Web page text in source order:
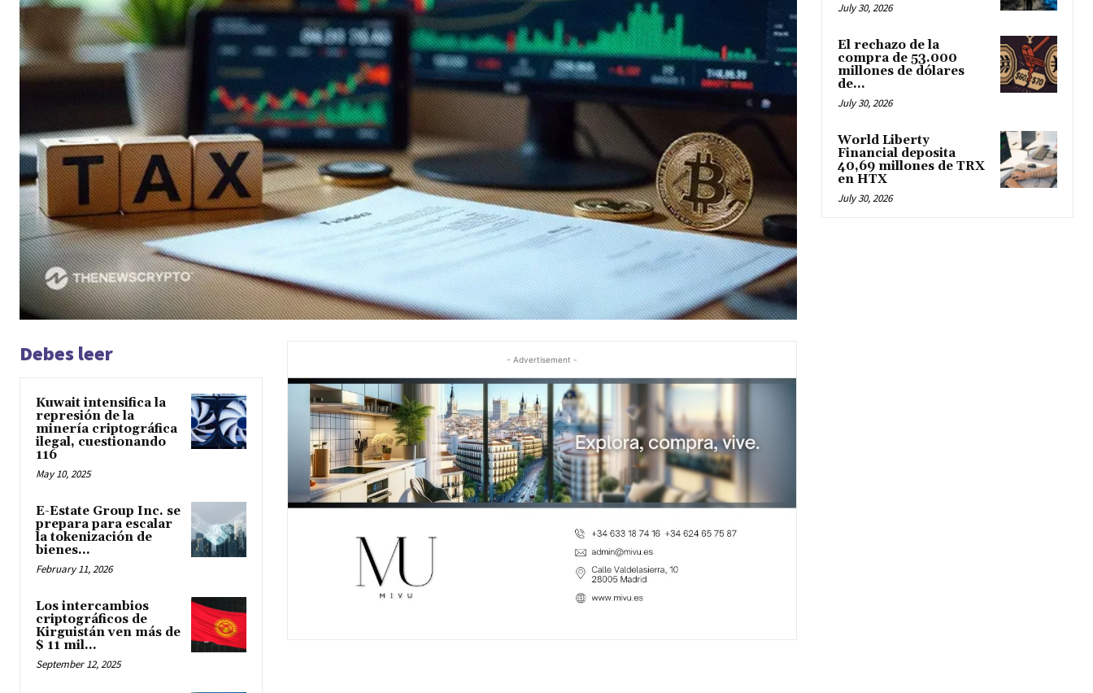
Debes leer
Kuwait intensifica la
represión de la
minería criptográfica
ilegal, cuestionando
116
May 10, 2025
E-Estate Group Inc. se
prepara para escalar
la tokenización de
bienes...
February 11, 2026
Los intercambios
criptográficos de
Kirguistán ven más de
$ 11 mil...
September 12, 2025
- Advertisement -
July 30, 2026
El rechazo de la
compra de 53.000
millones de dólares
de...
July 30, 2026
World Liberty
Financial deposita
40,69 millones de TRX
en HTX
July 30, 2026